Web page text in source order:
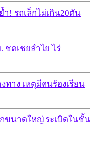
ำ! รถเล็กไม่เกิน20ตัน
ชดเชยลำไย ไร่
ทาง เหตุมีคนร้องเรียน
ขนาดใหญ่ ระเบิดในชั้น